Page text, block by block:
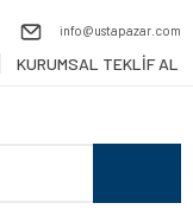
info@ustapazar.com
KURUMSAL TEKLİF AL